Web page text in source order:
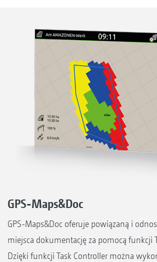
GPS-Maps&Doc
GPS-Maps&Doc oferuje powiązaną i
miejsca dokumentację za pomocą funkcji
Dzięki funkcji Task Controller można